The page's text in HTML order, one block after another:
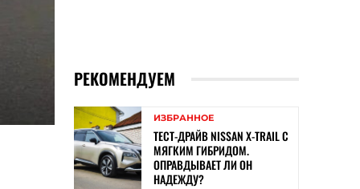
РЕКОМЕНДУЕМ
ИЗБРАННОЕ
ТЕСТ-ДРАЙВ NISSAN X-TRAIL С
МЯГКИМ ГИБРИДОМ.
ОПРАВДЫВАЕТ ЛИ ОН
НАДЕЖДУ?